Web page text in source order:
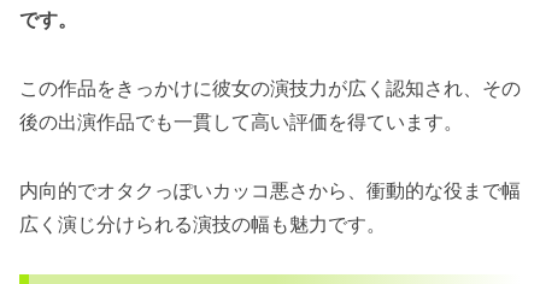
です。
この作品をきっかけに彼女の演技力が広く認知され、その
後の出演作品でも一貫して高い評価を得ています。
内向的でオタクっぽいカッコ悪さから、衝動的な役まで幅
広く演じ分けられる演技の幅も魅力です。